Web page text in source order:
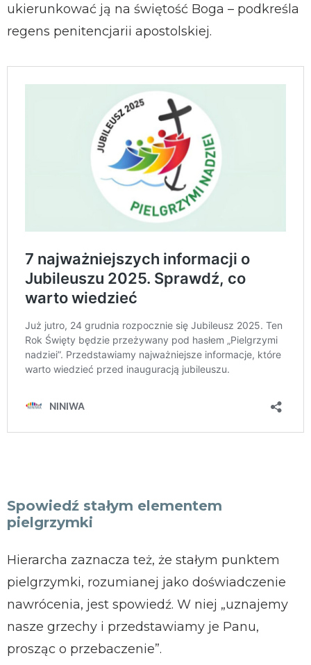
ukierunkować ją na świętość Boga – podkreśla
regens penitencjarii apostolskiej.
Spowiedź stałym elementem
pielgrzymki
Hierarcha zaznacza też, że stałym punktem
pielgrzymki, rozumianej jako doświadczenie
nawrócenia, jest spowiedź. W niej „uznajemy
nasze grzechy i przedstawiamy je Panu,
prosząc o przebaczenie”.